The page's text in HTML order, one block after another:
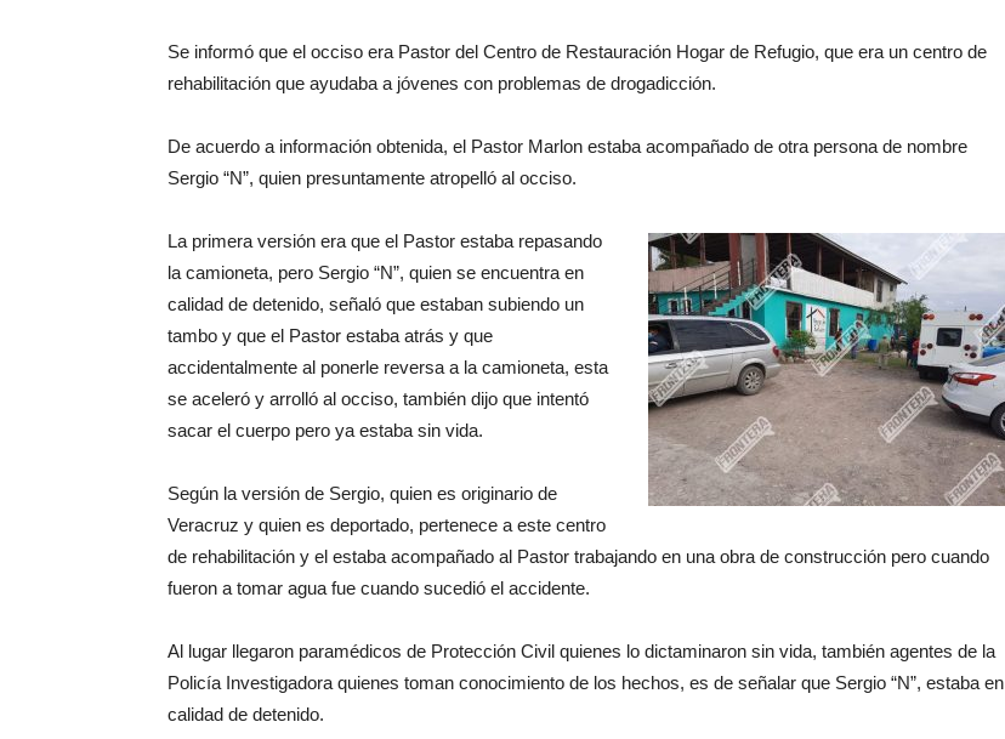
Se informó que el occiso era Pastor del Centro de Restauración Hogar de Refugio, que era un centro de
rehabilitación que ayudaba a jóvenes con problemas de drogadicción.
De acuerdo a información obtenida, el Pastor Marlon estaba acompañado de otra persona de nombre
Sergio “N”, quien presuntamente atropelló al occiso.
La primera versión era que el Pastor estaba repasando
la camioneta, pero Sergio “N”, quien se encuentra en
calidad de detenido, señaló que estaban subiendo un
tambo y que el Pastor estaba atrás y que
accidentalmente al ponerle reversa a la camioneta, esta
se aceleró y arrolló al occiso, también dijo que intentó
sacar el cuerpo pero ya estaba sin vida.
Según la versión de Sergio, quien es originario de
Veracruz y quien es deportado, pertenece a este centro
de rehabilitación y el estaba acompañado al Pastor trabajando en una obra de construcción pero cuando
fueron a tomar agua fue cuando sucedió el accidente.
Al lugar llegaron paramédicos de Protección Civil quienes lo dictaminaron sin vida, también agentes de la
Policía Investigadora quienes toman conocimiento de los hechos, es de señalar que Sergio “N”, estaba en
calidad de detenido.